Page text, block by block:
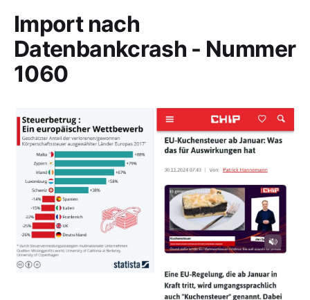
Import nach
Datenbankcrash - Nummer
1060